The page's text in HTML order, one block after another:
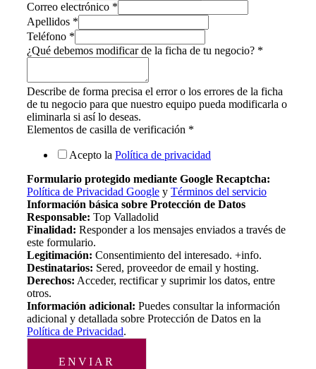
Correo electrónico *
Apellidos *
Teléfono *
¿Qué debemos modificar de la ficha de tu negocio? *
Describe de forma precisa el error o los errores de la ficha
de tu negocio para que nuestro equipo pueda modificarla o
eliminarla si así lo deseas.
Elementos de casilla de verificación *
Acepto la Política de privacidad
Formulario protegido mediante Google Recaptcha:
Política de Privacidad Google y Términos del servicio
Información básica sobre Protección de Datos
Responsable: Top Valladolid
Finalidad: Responder a los mensajes enviados a través de
este formulario.
Legitimación: Consentimiento del interesado. +info.
Destinatarios: Sered, proveedor de email y hosting.
Derechos: Acceder, rectificar y suprimir los datos, entre
otros.
Información adicional: Puedes consultar la información
adicional y detallada sobre Protección de Datos en la
Política de Privacidad.
ENVIAR